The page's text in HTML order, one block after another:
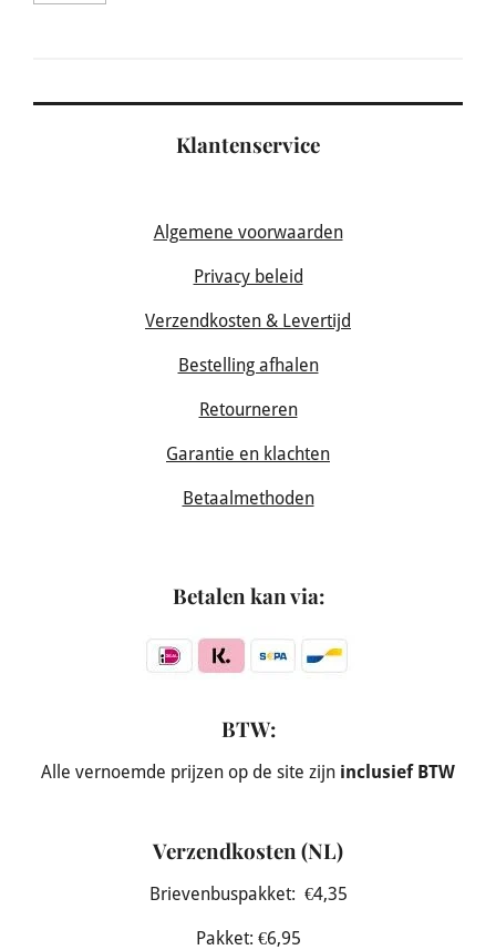
Klantenservice
Algemene voorwaarden
Privacy beleid
Verzendkosten & Levertijd
Bestelling afhalen
Retourneren
Garantie en klachten
Betaalmethoden
Betalen kan via:
BTW:
Alle vernoemde prijzen op de site zijn inclusief BTW
Verzendkosten (NL)
Brievenbuspakket: €4,35
Pakket: €6,95